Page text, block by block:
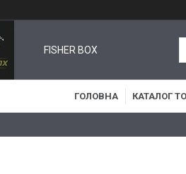
FISHER BOX
ГОЛОВНА КАТАЛОГ